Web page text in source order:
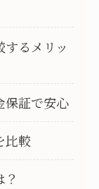
るメリッ
保証で安心
比較